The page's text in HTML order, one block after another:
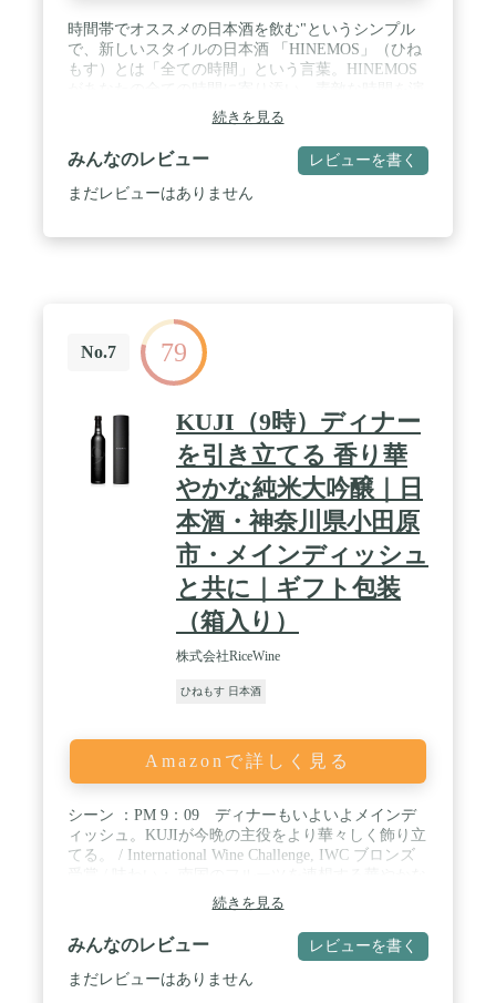
時間帯でオススメの日本酒を飲む"というシンプル
で、新しいスタイルの日本酒 「HINEMOS」（ひね
もす）とは「全ての時間」という言葉。HINEMOS
出します。 全時間帯を飲むと、自然にさまざまな種
類の日本酒を体験することができます。 ひとつひと
つの銘柄は全く異なる味わいです。スパークリン
グ、にごり酒、パイナップルやマスカットのような
フルーティーな香りがするもの、またはデザートワ
よる品質低下を避けるため、お召し上がりになるま
で冷蔵保存をお願いいたします。
続きを見る
みんなのレビュー レビューを書く
まだレビューはありません
No.7 79
KUJI（9時）ディナー
を引き立てる 香り華
やかな純米大吟醸｜日
本酒・神奈川県小田原
市・メインディッシュ
と共に｜ギフト包装
（箱入り）
株式会社RiceWine
ひねもす 日本酒
Amazonで詳しく見る
シーン ：PM 9：09 ディナーもいよいよメインデ
ィッシュ。KUJIが今晩の主役をより華々しく飾り立
てる。 / International Wine Challenge, IWC ブロンズ
香り。口に含むとその香りがさらに膨らみ、長く余
韻を楽しめます。口当たりは柔らかく、なめらかな
甘味や旨味がすっと広がります。後味に感じる酸味
が最後にキリッとした印象を与え、メインのお肉料
理やバターやクリームを使った料理とマッチしま
続きを見る
みんなのレビュー レビューを書く
まだレビューはありません